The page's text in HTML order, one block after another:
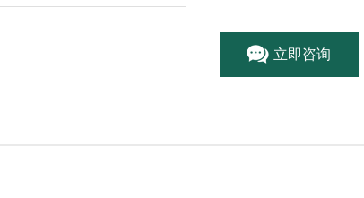
立即咨询